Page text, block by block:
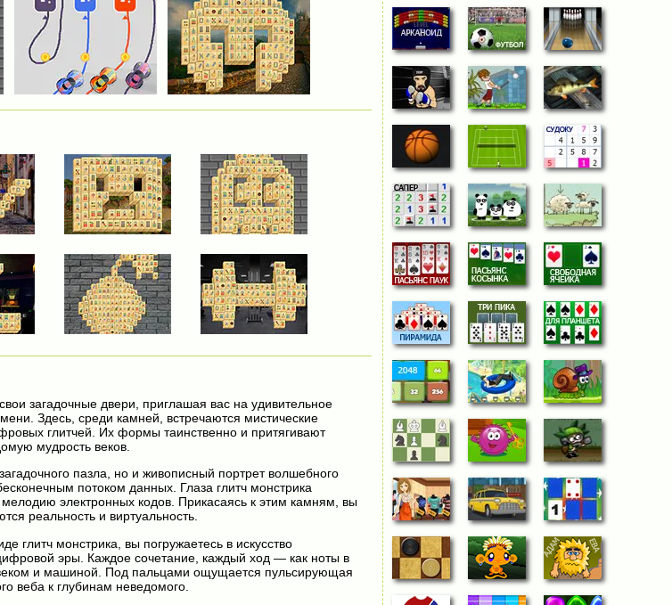
загадочные двери, приглашая вас на удивительное
Здесь, среди камней, встречаются мистические
глитчей. Их формы таинственно и притягивают
мудрость веков.
пазла, но и живописный портрет волшебного
потоком данных. Глаза глитч монстрика
электронных кодов. Прикасаясь к этим камням, вы
реальность и виртуальность.
глитч монстрика, вы погружаетесь в искусство
эры. Каждое сочетание, каждый ход — как ноты в
и машиной. Под пальцами ощущается пульсирующая
веба к глубинам неведомого.